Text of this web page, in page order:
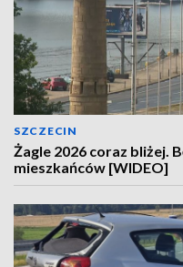
SZCZECIN
Żagle 2026 coraz bliżej.
mieszkańców [WIDEO]